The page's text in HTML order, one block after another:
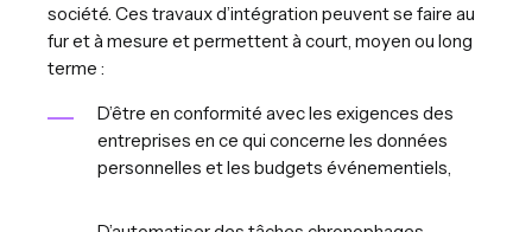
société. Ces travaux d’intégration peuvent se faire au
fur et à mesure et permettent à court, moyen ou long
terme :
D’être en conformité avec les exigences des
entreprises en ce qui concerne les données
personnelles et les budgets événementiels,